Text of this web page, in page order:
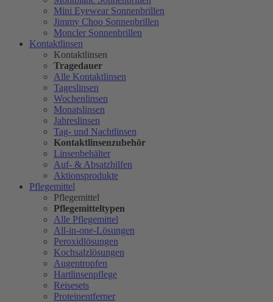
Mini Eyewear Sonnenbrillen
Jimmy Choo Sonnenbrillen
Moncler Sonnenbrillen
Kontaktlinsen
Kontaktlinsen
Tragedauer
Alle Kontaktlinsen
Tageslinsen
Wochenlinsen
Monatslinsen
Jahreslinsen
Tag- und Nachtlinsen
Kontaktlinsenzubehör
Linsenbehälter
Auf- & Absatzhilfen
Aktionsprodukte
Pflegemittel
Pflegemittel
Pflegemitteltypen
Alle Pflegemittel
All-in-one-Lösungen
Peroxidlösungen
Kochsalzlösungen
Augentropfen
Hartlinsenpflege
Reisesets
Proteinentferner